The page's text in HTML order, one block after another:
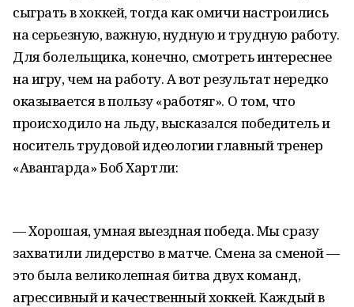
сыграть в хоккей, тогда как омичи настроились
на серьезную, важную, нудную и трудную работу.
Для болельщика, конечно, смотреть интереснее
на игру, чем на работу. А вот результат нередко
оказывается в пользу «работяг». О том, что
происходило на льду, высказался победитель и
носитель трудовой идеологии главный тренер
«Авангарда» Боб Хартли:
— Хорошая, умная выездная победа. Мы сразу
захватили лидерство в матче. Смена за сменой —
это была великолепная битва двух команд,
агрессивный и качественный хоккей. Каждый в